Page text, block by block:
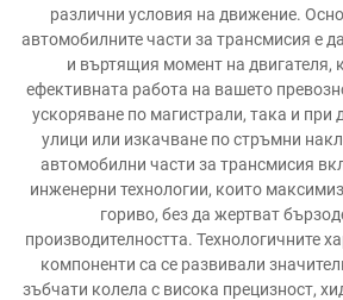
различни условия на движение.
автомобилните части за трансмисия е
и въртящия момент на двигателя,
ефективната работа на вашето
ускоряване по магистрали, така и при
улици или изкачване по стръмни
автомобилни части за трансмисия
инженерни технологии, които
гориво, без да жертват
производителността. Технологичните
компоненти са се развивали
зъбчати колела с висока прецизност,